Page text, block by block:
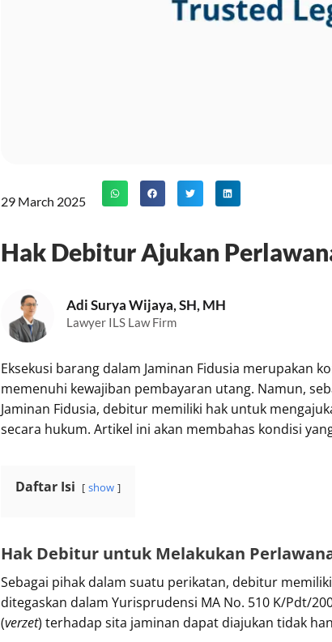
29 March 2025
Hak Debitur Ajukan
Adi Surya Wijaya, SH, MH
Lawyer ILS Law Firm
Eksekusi barang dalam Jaminan Fidusia merupakan
memenuhi kewajiban pembayaran utang. Namun,
Jaminan Fidusia, debitur memiliki hak untuk
secara hukum. Artikel ini akan membahas kondisi
Daftar Isi show
Hak Debitur untuk Melakukan
Sebagai pihak dalam suatu perikatan, debitur
ditegaskan dalam Yurisprudensi MA No. 510 K/Pdt/
(verzet) terhadap sita jaminan dapat diajukan tidak